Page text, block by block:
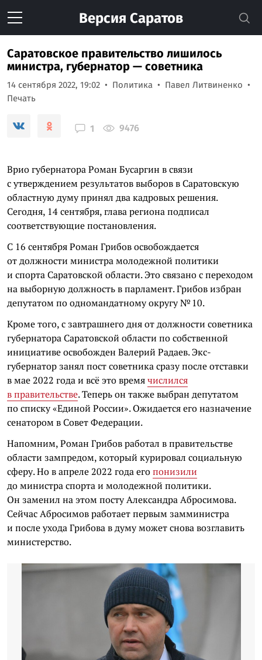
Версия Саратов
Саратовское правительство лишилось
министра, губернатор — советника
14 сентября 2022, 19:02 Политика
Павел Литвиненко
Печать
1 9476
Врио губернатора Роман Бусаргин в связи
с утверждением результатов выборов в Саратовскую
областную думу принял два кадровых решения.
Сегодня, 14 сентября, глава региона подписал
соответствующие постановления.
С 16 сентября Роман Грибов освобождается
от должности министра молодежной политики
и спорта Саратовской области. Это связано с переходом
на выборную должность в парламент. Грибов избран
депутатом по одномандатному округу № 10.
Кроме того, с завтрашнего дня от должности советника
губернатора Саратовской области по собственной
инициативе освобожден Валерий Радаев. Экс-
губернатор занял пост советника сразу после отставки
в мае 2022 года и всё это времячислился
в правительстве. Теперь он также выбран депутатом
по списку «Единой России». Ожидается его назначение
сенатором в Совет Федерации.
Напомним, Роман Грибов работал в правительстве
области зампредом, который курировал социальную
сферу. Но в апреле 2022 года егопонизили
до министра спорта и молодежной политики.
Он заменил на этом посту Александра Абросимова.
Сейчас Абросимов работает первым замминистра
и после ухода Грибова в думу может снова возглавить
министерство.